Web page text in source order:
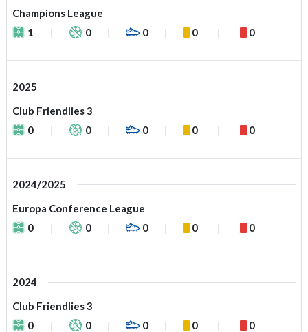
Champions League
1
0 0 0 0
2025
Club Friendlies 3
0
0 0 0 0
2024/2025
Europa Conference League
0
0 0 0 0
2024
Club Friendlies 3
0
0 0 0 0